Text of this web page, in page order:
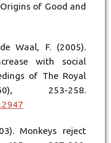
of Good and
Waal, F. (2005).
with social
of The Royal
253-258.
Monkeys reject